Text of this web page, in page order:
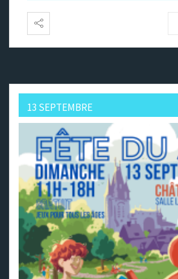
13 SEPTEMBRE